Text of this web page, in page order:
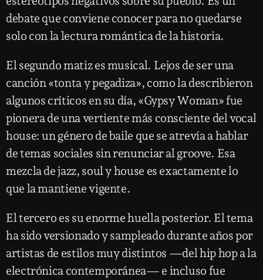
debate que conviene conocer para no quedarse
solo con la lectura romántica de la historia.
El segundo matiz es musical. Lejos de ser una
canción «tonta y pegadiza», como la describieron
algunos críticos en su día, «Gypsy Woman» fue
pionera de una vertiente más consciente del vocal
house: un género de baile que se atrevía a hablar
de temas sociales sin renunciar al groove. Esa
mezcla de jazz, soul y house es exactamente lo
que la mantiene vigente.
El tercero es su enorme huella posterior. El tema
ha sido versionado y sampleado durante años por
artistas de estilos muy distintos —del hip hop a la
electrónica contemporánea— e incluso fue